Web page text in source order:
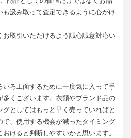
汲み取って査定できるように心がけ
取引いただけるよう誠心誠意対応い
ろ工面するために一度気に入って手
多くございます。衣類やブランド品の
としてはもっと早く売っていればと
、使用する機会が減ったタイミング
けると判断しやすいかと思います。